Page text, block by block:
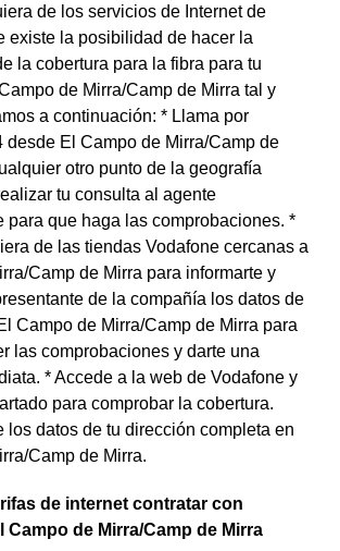
de los servicios de Internet de
existe la posibilidad de hacer la
la cobertura para la fibra para tu
de Mirra/Camp de Mirra tal y
a continuación: * Llama por
desde El Campo de Mirra/Camp de
otro punto de la geografía
tu consulta al agente
para que haga las comprobaciones. *
de las tiendas Vodafone cercanas a
Camp de Mirra para informarte y
de la compañía los datos de
Campo de Mirra/Camp de Mirra para
las comprobaciones y darte una
* Accede a la web de Vodafone y
para comprobar la cobertura.
los datos de tu dirección completa en
Camp de Mirra.
de internet contratar con
Campo de Mirra/Camp de Mirra